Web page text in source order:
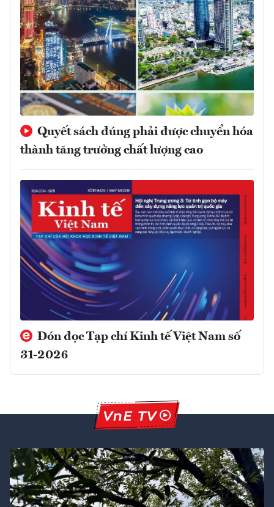
Quyết sách đúng phải được chuyển hóa
thành tăng trưởng chất lượng cao
Đón đọc Tạp chí Kinh tế Việt Nam số
31-2026